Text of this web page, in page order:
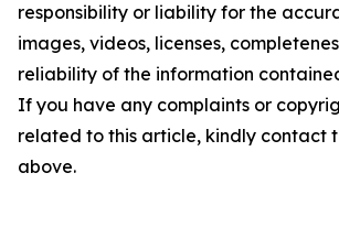
responsibility or liability for the
images, videos, licenses,
reliability of the information
If you have any complaints or
related to this article, kindly contact
above.